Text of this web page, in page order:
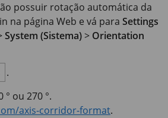
possuir rotação automática da
na página Web e vá para Settings
System (Sistema)> Orientation
.
° ou 270 °.
axis-corridor-format.